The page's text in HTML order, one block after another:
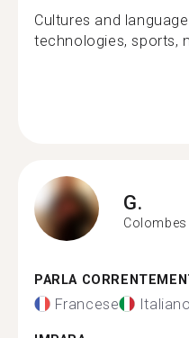
Cultures and
technologies, sports,
G.
Colombes
PARLA
Francese Italiano